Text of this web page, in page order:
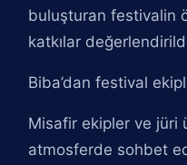
buluşturan festivalin
katkılar
Biba’dan festival
Misafir ekipler ve jüri
atmosferde sohbet